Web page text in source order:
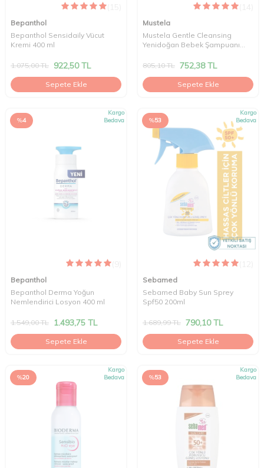
Bepanthol
Bepanthol Sensidaily Vücut
Kremi 400 ml
1.075,00TL 922,50TL
Sepete Ekle
Mustela
Mustela Gentle Cleansing
Yenidoğan Bebek Şampuanı
805,10TL 752,38TL
Sepete Ekle
%4
Kargo
Bedava
Bepanthol
Bepanthol Derma Yoğun
Nemlendirici Losyon 400 ml
1.549,00TL 1.493,75 TL
Sepete Ekle
%53
Kargo
Bedava
Sebamed
Sebamed Baby Sun Sprey
Spf50 200ml
1.689,99TL 790,10TL
Sepete Ekle
%20
Kargo
Bedava
%53
Kargo
Bedava